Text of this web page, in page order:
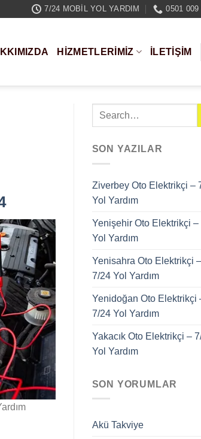
7/24 MOBIL YOL YARDIM 0501 009
HIZMETLERIMIZ İLETİŞİM
SON YAZILAR
Ziverbey Oto Elektrikçi –
Yol Yardım
Yenişehir Oto Elektrikçi –
Yol Yardım
Yenisahra Oto Elektrikçi –
7/24 Yol Yardım
Yenidoğan Oto Elektrikçi
7/24 Yol Yardım
Yakacık Oto Elektrikçi –
Yol Yardım
SON YORUMLAR
Akü Takviye